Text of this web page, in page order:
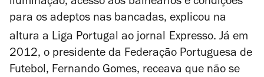
iluminação, acesso aos balneários e condições
para os adeptos nas bancadas, explicou na
altura a Liga Portugal aojornal Expresso. Já em
2012, o presidente da Federação Portuguesa de
Futebol, Fernando Gomes, receava que não se